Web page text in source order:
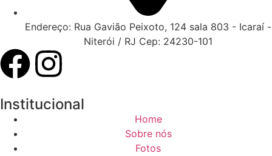
Endereço: Rua Gavião Peixoto, 124 sala 803 - Icaraí -
Niterói / RJ Cep: 24230-101
Institucional
Home
Sobre nós
Fotos